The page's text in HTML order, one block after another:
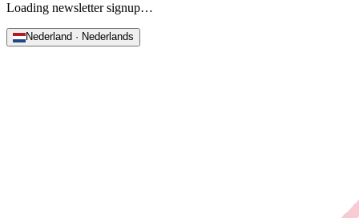
Loading newsletter signup…
Nederland · Nederlands